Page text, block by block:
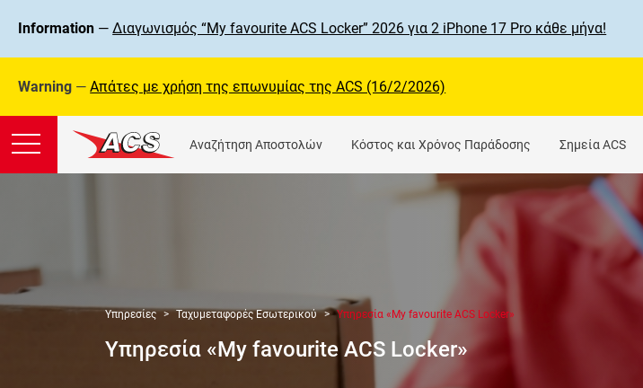
Information —Διαγωνισμός “My favourite ACS Locker” 2026 για 2 iPhone 17 Pro κάθε μήνα!
Warning —Απάτες με χρήση της επωνυμίας της ΑCS (16/2/2026)
Αναζήτηση Αποστολών Κόστος και Χρόνος Παράδοσης Σημεία ACS
Υπηρεσίες Ταχυμεταφορές Εσωτερικού Υπηρεσία «My favourite ACS Locker»
Υπηρεσία «My favourite ACS Locker»